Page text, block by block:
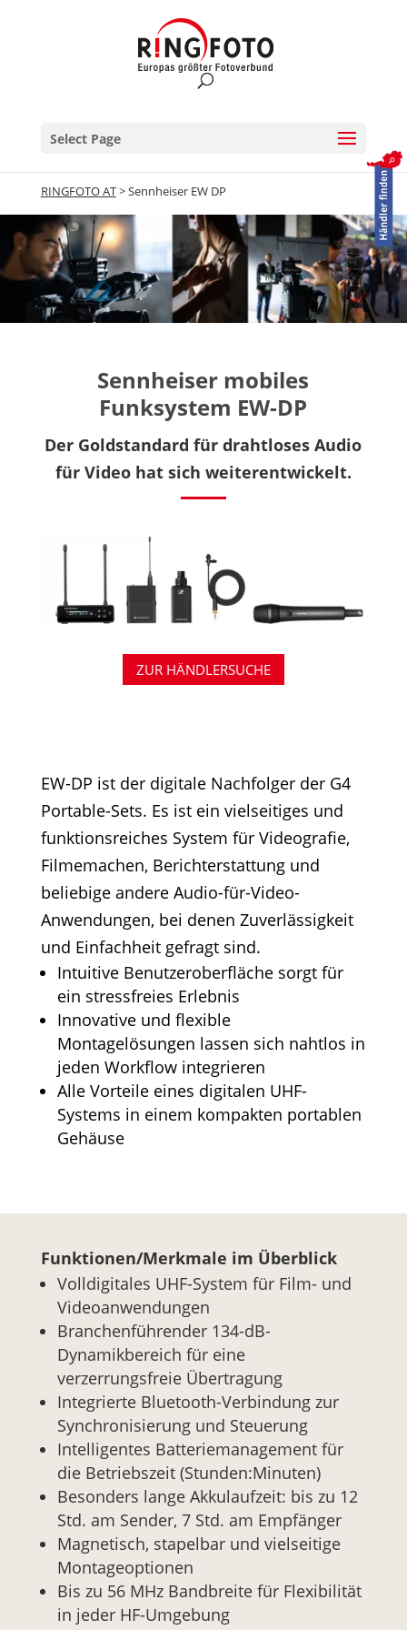
Select Page
RINGFOTO AT>Sennheiser EW DP
Sennheiser mobiles
Funksystem EW-DP
Der Goldstandard für drahtloses Audio
für Video hat sich weiterentwickelt.
ZUR HÄNDLERSUCHE
EW-DP ist der digitale Nachfolger der G4
Portable-Sets. Es ist ein vielseitiges und
funktionsreiches System für Videografie,
Filmemachen, Berichterstattung und
beliebige andere Audio-für-Video-
Anwendungen, bei denen Zuverlässigkeit
und Einfachheit gefragt sind.
Intuitive Benutzeroberfläche sorgt für
ein stressfreies Erlebnis
Innovative und flexible
Montagelösungen lassen sich nahtlos in
jeden Workflow integrieren
Alle Vorteile eines digitalen UHF-
Systems in einem kompakten portablen
Gehäuse
Funktionen/Merkmale im Überblick
Volldigitales UHF-System für Film- und
Videoanwendungen
Branchenführender 134-dB-
Dynamikbereich für eine
verzerrungsfreie Übertragung
Integrierte Bluetooth-Verbindung zur
Synchronisierung und Steuerung
Intelligentes Batteriemanagement für
die Betriebszeit (Stunden:Minuten)
Besonders lange Akkulaufzeit: bis zu 12
Std. am Sender, 7 Std. am Empfänger
Magnetisch, stapelbar und vielseitige
Montageoptionen
Bis zu 56 MHz Bandbreite für Flexibilität
in jeder HF-Umgebung